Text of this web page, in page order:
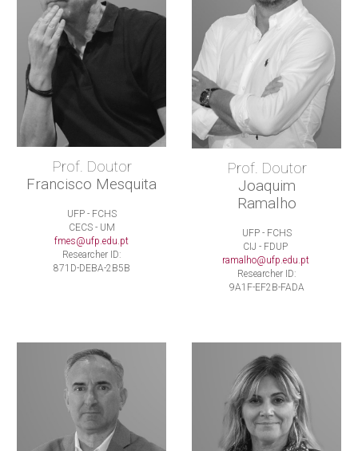
Prof. Doutor
Francisco Mesquita
UFP - FCHS
CECS - UM
fmes@ufp.edu.pt
Researcher ID:
871D-DEBA-2B5B
Prof. Doutor
Joaquim
Ramalho
UFP - FCHS
CIJ - FDUP
ramalho@ufp.edu.pt
Researcher ID:
9A1F-EF2B-FADA